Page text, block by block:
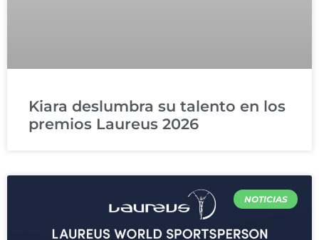
Kiara deslumbra su talento en los
premios Laureus 2026
NOTICIAS